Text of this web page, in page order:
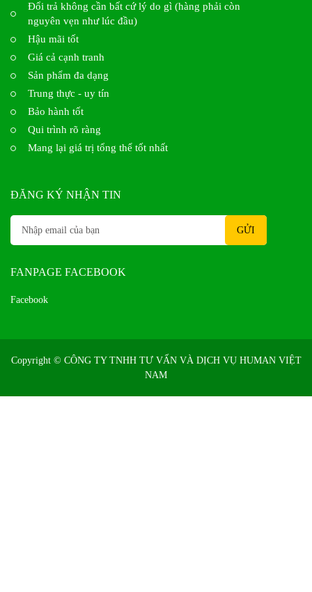
Đổi trả không cần bất cứ lý do gì (hàng phải còn
nguyên vẹn như lúc đầu)
Hậu mãi tốt
Giá cả cạnh tranh
Sản phẩm đa dạng
Trung thực - uy tín
Bảo hành tốt
Qui trình rõ ràng
Mang lại giá trị tổng thể tốt nhất
ĐĂNG KÝ NHẬN TIN
FANPAGE FACEBOOK
Facebook
Copyright © CÔNG TY TNHH TƯ VẤN VÀ DỊCH VỤ HUMAN VIỆT
NAM